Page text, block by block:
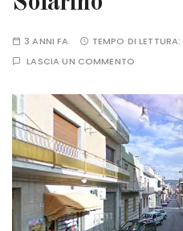
3 ANNI FA TEMPO DI LETTURA:
LASCIA UN COMMENTO